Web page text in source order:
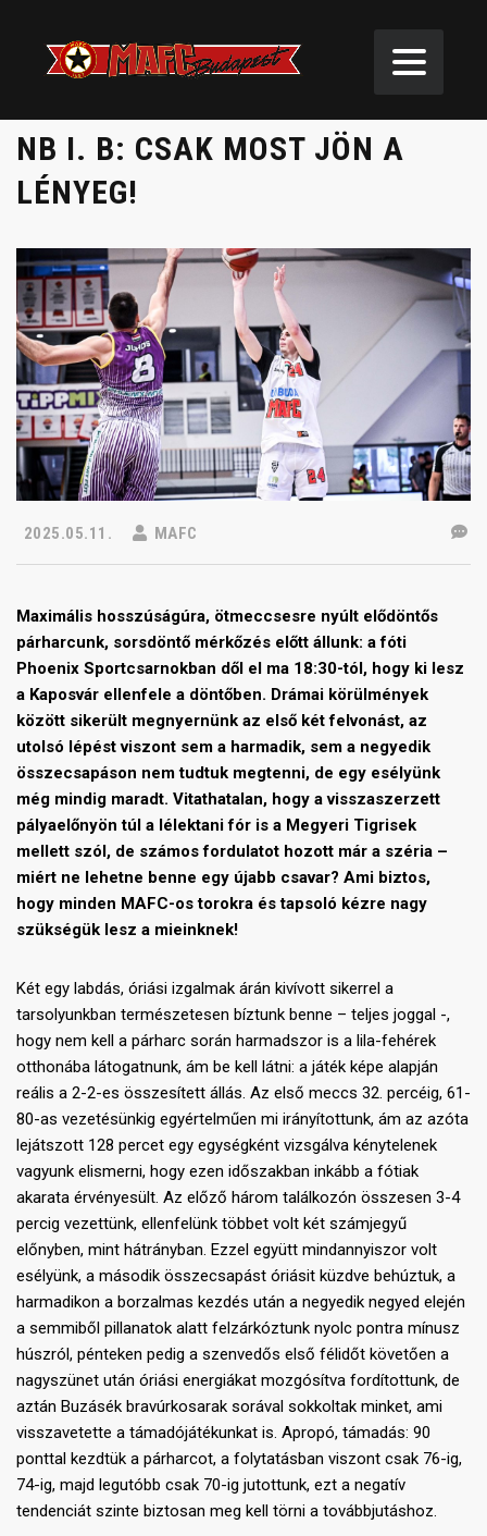
NB I. B: CSAK MOST JÖN A
LÉNYEG!
2025.05.11. MAFC
Maximális hosszúságúra, ötmeccsesre nyúlt elődöntős
párharcunk, sorsdöntő mérkőzés előtt állunk: a fóti
Phoenix Sportcsarnokban dől el ma 18:30-tól, hogy ki lesz
a Kaposvár ellenfele a döntőben. Drámai körülmények
között sikerült megnyernünk az első két felvonást, az
utolsó lépést viszont sem a harmadik, sem a negyedik
összecsapáson nem tudtuk megtenni, de egy esélyünk
még mindig maradt. Vitathatalan, hogy a visszaszerzett
pályaelőnyön túl a lélektani fór is a Megyeri Tigrisek
mellett szól, de számos fordulatot hozott már a széria –
miért ne lehetne benne egy újabb csavar? Ami biztos,
hogy minden MAFC-os torokra és tapsoló kézre nagy
szükségük lesz a mieinknek!
Két egy labdás, óriási izgalmak árán kivívott sikerrel a
tarsolyunkban természetesen bíztunk benne – teljes joggal -,
hogy nem kell a párharc során harmadszor is a lila-fehérek
otthonába látogatnunk, ám be kell látni: a játék képe alapján
reális a 2-2-es összesített állás. Az első meccs 32. percéig, 61-
80-as vezetésünkig egyértelműen mi irányítottunk, ám az azóta
lejátszott 128 percet egy egységként vizsgálva kénytelenek
vagyunk elismerni, hogy ezen időszakban inkább a fótiak
akarata érvényesült. Az előző három találkozón összesen 3-4
percig vezettünk, ellenfelünk többet volt két számjegyű
előnyben, mint hátrányban. Ezzel együtt mindannyiszor volt
esélyünk, a második összecsapást óriásit küzdve behúztuk, a
harmadikon a borzalmas kezdés után a negyedik negyed elején
a semmiből pillanatok alatt felzárkóztunk nyolc pontra mínusz
húszról, pénteken pedig a szenvedős első félidőt követően a
nagyszünet után óriási energiákat mozgósítva fordítottunk, de
aztán Buzásék bravúrkosarak sorával sokkoltak minket, ami
visszavetette a támadójátékunkat is. Apropó, támadás: 90
ponttal kezdtük a párharcot, a folytatásban viszont csak 76-ig,
74-ig, majd legutóbb csak 70-ig jutottunk, ezt a negatív
tendenciát szinte biztosan meg kell törni a továbbjutáshoz.